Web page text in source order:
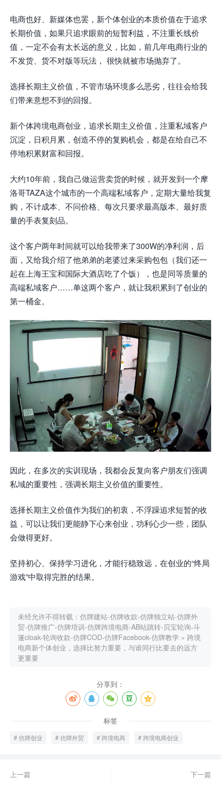
电商也好、新媒体也罢，新个体创业的本质价值在于追求
长期价值，如果只追求眼前的短暂利益，不注重长线价
值，一定不会有太长远的意义，比如，前几年电商行业的
不发货、货不对版等玩法， 很快就被市场抛弃了。
选择长期主义价值，不管市场环境多么恶劣，往往会给我
们带来意想不到的回报。
新个体跨境电商创业，追求长期主义价值，注重私域客户
沉淀，日积月累，创造不停的复购机会，都是在给自己不
停地积累财富和回报。
大约10年前，我自己做运营卖货的时候，就开发到一个摩
洛哥TAZA这个城市的一个高端私域客户，定期大量给我复
购，不计成本、不问价格、每次只要求最高版本、最好质
量的手表复刻品。
这个客户两年时间就可以给我带来了300W的净利润，后
面，又给我介绍了他弟弟的老婆过来采购包包（我们还一
起在上海王宝和国际大酒店吃了个饭），也是同等质量的
高端私域客户……单这两个客户，就让我积累到了创业的
第一桶金。
因此，在多次的实训现场，我都会反复向客户朋友们强调
私域的重要性，强调长期主义价值的重要性。
选择长期主义价值作为我们的初衷，不浮躁追求短暂的收
益，可以让我们更能静下心来创业，功利心少一些，团队
会做得更好。
坚持初心、保持学习进化，才能行稳致远，在创业的“终局
游戏”中取得完胜的结果。
未经允许不得转载： 仿牌建站-仿牌收款-仿牌独立站-仿牌外
贸-仿牌推广-仿牌培训-仿牌跨境电商-AB站跳转-贝宝轮询-斗
篷cloak-轮询收款-仿牌COD-仿牌Facebook-仿牌教学 » 跨境
电商新个体创业，选择比努力重要，与谁同行比要去的远方
更重要
分享到：
标签
仿牌创业 仿牌外贸 跨境电商 跨境电商创业
上一篇
下一篇